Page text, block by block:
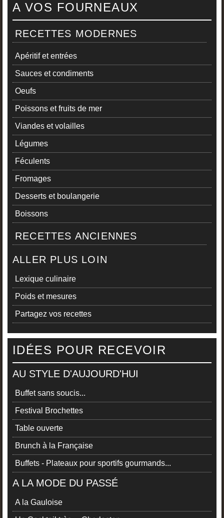
A VOS FOURNEAUX
RECETTES MODERNES
Apéritif et entrées
Sauces et condiments
Oeufs
Poissons et fruits de mer
Viandes et volailles
Légumes
Féculents
Fromages
Desserts et boulangerie
Boissons
RECETTES ANCIENNES
ALLER PLUS LOIN
Lexique culinaire
Poids et mesures
Partagez vos recettes
IDÉES POUR RECEVOIR
AU STYLE D'AUJOURD'HUI
Buffet sans soucis...
Festival Brochettes
Table ouverte
Brunch à la Française
Buffets - Plateaux pour sportifs gourmands...
A LA MODE DU PASSÉ
A la Gauloise